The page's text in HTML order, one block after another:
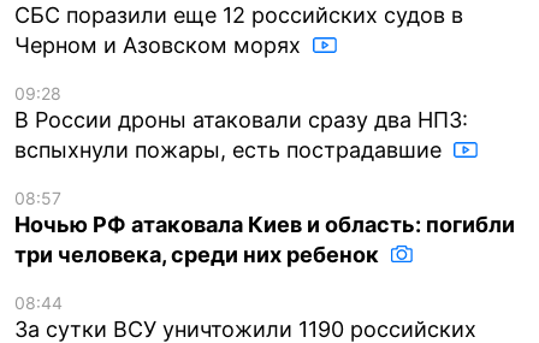
СБС поразили еще 12 российских судов в
Черном и Азовском морях
09:28
В России дроны атаковали сразу два НПЗ:
вспыхнули пожары, есть пострадавшие
08:57
Ночью РФ атаковала Киев и область: погибли
три человека, среди них ребенок
08:44
За сутки ВСУ уничтожили 1190 российских